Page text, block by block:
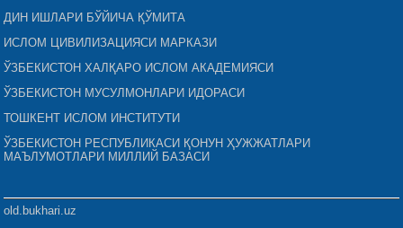
ДИН ИШЛАРИ БЎЙИЧА ҚЎМИТА
ИСЛОМ ЦИВИЛИЗАЦИЯСИ МАРКАЗИ
ЎЗБЕКИСТОН ХАЛҚАРО ИСЛОМ АКАДЕМИЯСИ
ЎЗБЕКИСТОН МУСУЛМОНЛАРИ ИДОРАСИ
ТОШКЕНТ ИСЛОМ ИНСТИТУТИ
ЎЗБЕКИСТОН РЕСПУБЛИКАСИ ҚОНУН ҲУЖЖАТЛАРИ
МАЪЛУМОТЛАРИ МИЛЛИЙ БАЗАСИ
old.bukhari.uz